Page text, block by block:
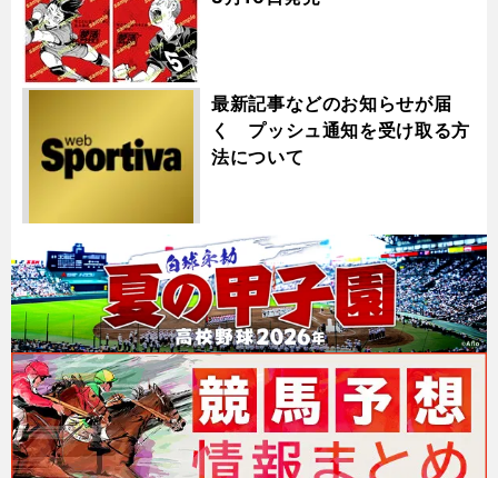
最新記事などのお知らせが届
く プッシュ通知を受け取る方
法について